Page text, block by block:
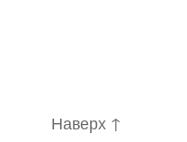
Наверх ↑